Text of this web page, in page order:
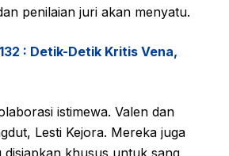
penilaian juri akan menyatu.
: Detik-Detik Kritis Vena,
istimewa. Valen dan
Lesti Kejora. Mereka juga
khusus untuk sang